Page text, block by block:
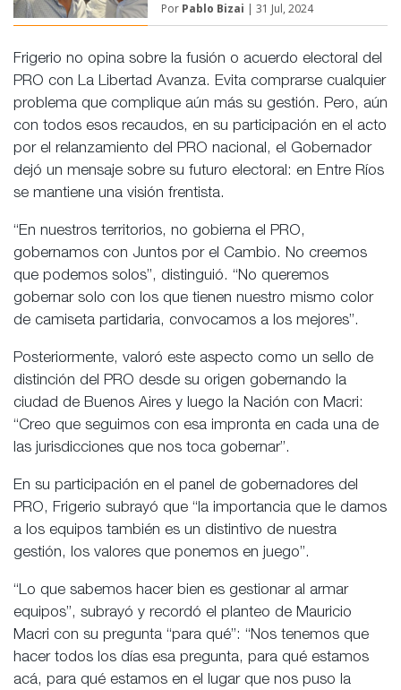
Por Pablo Bizai | 31 Jul, 2024
Frigerio no opina sobre la fusión o acuerdo electoral del
PRO con La Libertad Avanza. Evita comprarse cualquier
problema que complique aún más su gestión. Pero, aún
con todos esos recaudos, en su participación en el acto
por el relanzamiento del PRO nacional, el Gobernador
dejó un mensaje sobre su futuro electoral: en Entre Ríos
se mantiene una visión frentista.
“En nuestros territorios, no gobierna el PRO,
gobernamos con Juntos por el Cambio. No creemos
que podemos solos”, distinguió. “No queremos
gobernar solo con los que tienen nuestro mismo color
de camiseta partidaria, convocamos a los mejores”.
Posteriormente, valoró este aspecto como un sello de
distinción del PRO desde su origen gobernando la
ciudad de Buenos Aires y luego la Nación con Macri:
“Creo que seguimos con esa impronta en cada una de
las jurisdicciones que nos toca gobernar”.
En su participación en el panel de gobernadores del
PRO, Frigerio subrayó que “la importancia que le damos
a los equipos también es un distintivo de nuestra
gestión, los valores que ponemos en juego”.
“Lo que sabemos hacer bien es gestionar al armar
equipos”, subrayó y recordó el planteo de Mauricio
Macri con su pregunta “para qué”: “Nos tenemos que
hacer todos los días esa pregunta, para qué estamos
acá, para qué estamos en el lugar que nos puso la